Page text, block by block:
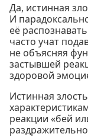
Да, истинная
И
её
часто учат
не объясняя
застывшей
здоровой
Истинная
реакции «бей